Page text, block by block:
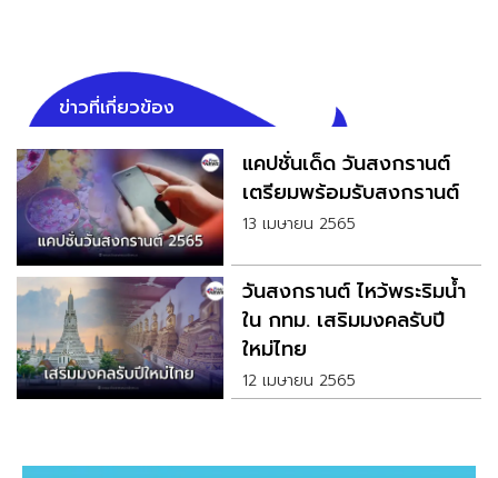
ข่าวที่เกี่ยวข้อง
แคปชั่นเด็ด วันสงกรานต์
เตรียมพร้อมรับสงกรานต์
13 เมษายน 2565
วันสงกรานต์ ไหว้พระริมน้ำ
ใน กทม. เสริมมงคลรับปี
ใหม่ไทย
12 เมษายน 2565